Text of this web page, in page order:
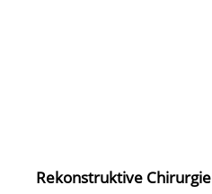
Rekonstruktive Chirurgie